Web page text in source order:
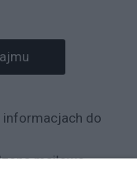
informacjach do
mailowo.